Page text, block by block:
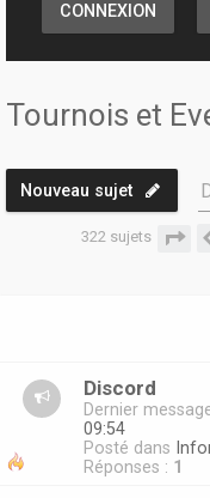
CONNEXION
Tournois et
Nouveau sujet
322 sujets
Discord
Dernier
09:54
Posté dans
Réponses : 1